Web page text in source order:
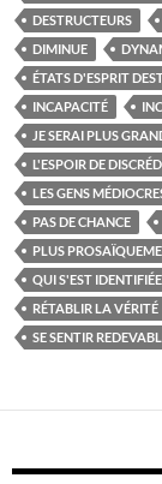
DESTRUCTEURS
DIMINUE
ÉTATS D'ESPRIT
INCAPACITÉ
JE SERAI PLUS
L'ESPOIR DE
LES GENS
PAS DE CHANCE
PLUS
QUI S'EST IDENTIFIÉE
RÉTABLIR LA VÉRITÉ
SE SENTIR